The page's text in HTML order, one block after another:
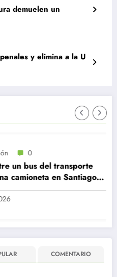
demuelen un
del transporte
en Santiago
COMENTARIO